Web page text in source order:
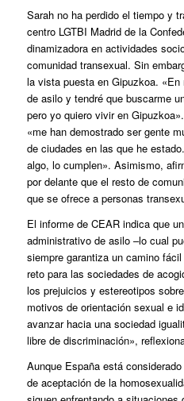
Sarah no ha perdido el tiempo y
centro LGTBI Madrid de la
dinamizadora en actividades
comunidad transexual. Sin
la vista puesta en Gipuzkoa.
de asilo y tendré que buscarme
pero yo quiero vivir en
«me han demostrado ser gente
de ciudades en las que he
algo, lo cumplen». Asimismo,
por delante que el resto de
que se ofrece a personas
El informe de CEAR indica que
administrativo de asilo –lo cual
siempre garantiza un camino
reto para las sociedades de
los prejuicios y estereotipos
motivos de orientación sexual e
avanzar hacia una sociedad
libre de discriminación»,
Aunque España está
de aceptación de la